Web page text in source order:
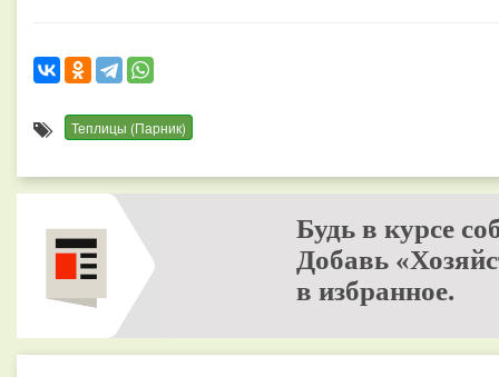
Теплицы (Парник)
Будь в курсе
Добавь
в избранное.